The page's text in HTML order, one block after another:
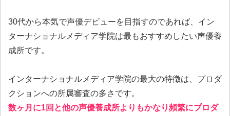
30代から本気で声優デビューを目指すのであれば、イン
ターナショナルメディア学院は最もおすすめしたい声優養
成所です。
インターナショナルメディア学院の最大の特徴は、プロダ
クションへの所属審査の多さです。
数ヶ月に1回と他の声優養成所よりもかなり頻繁にプロダ